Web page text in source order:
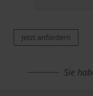
Jetzt anfordern
Sie